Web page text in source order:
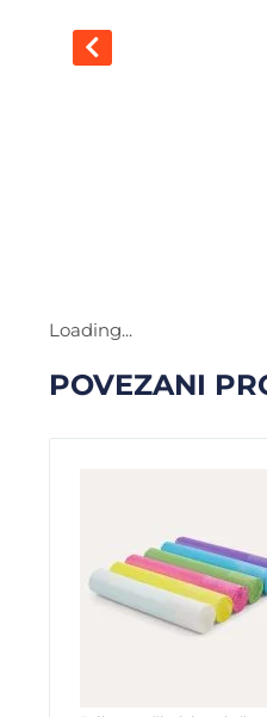
Loading...
POVEZANI